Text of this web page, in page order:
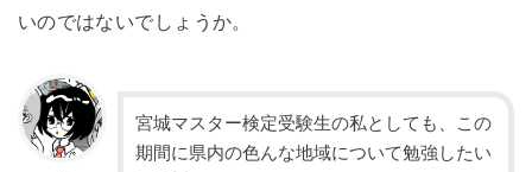
いのではないでしょうか。
宮城マスター検定受験生の私としても、この
期間に県内の色んな地域について勉強したい